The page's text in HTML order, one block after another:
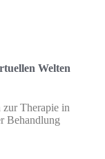
Welten
Therapie in
Behandlung